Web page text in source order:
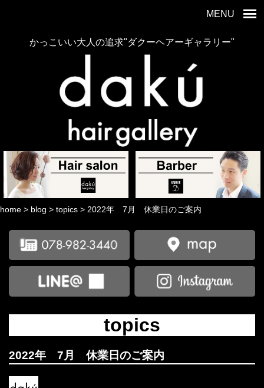
MENU
かっこいい大人の追求"ダクーヘアーギャラリー"
home > blog > topics > 2022年 7月 休業日のご案内
topics
2022年 7月 休業日のご案内